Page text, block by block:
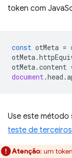
token com
const otMeta =
otMeta.
otMeta.content
document.head .
Use este
teste de terceiros
Atenção: um